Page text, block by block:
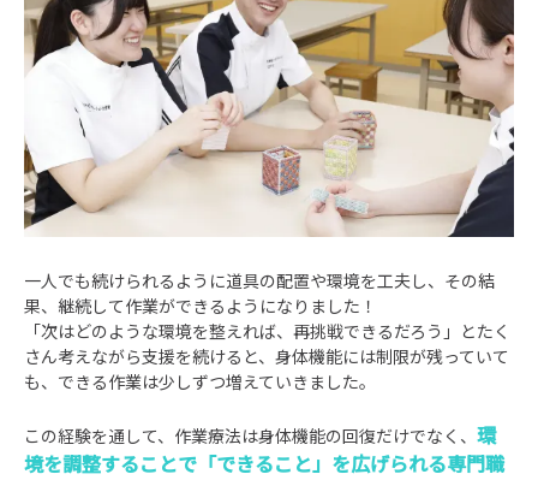
一人でも続けられるように道具の配置や環境を工夫し、その結
果、継続して作業ができるようになりました！
「次はどのような環境を整えれば、再挑戦できるだろう」とたく
さん考えながら支援を続けると、身体機能には制限が残っていて
も、できる作業は少しずつ増えていきました。
この経験を通して、作業療法は身体機能の回復だけでなく、 環
境を調整することで「できること」を広げられる専門職